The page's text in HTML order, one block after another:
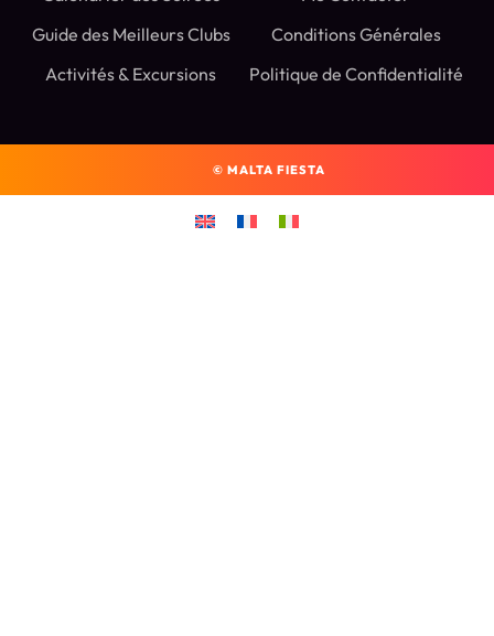
Guide des Meilleurs Clubs
Activités & Excursions
Conditions Générales
Politique de Confidentialité
© MALTA FIESTA